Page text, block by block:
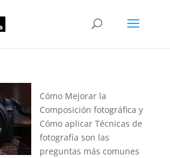
Cómo Mejorar la
Composición fotográfica y
Cómo aplicar Técnicas de
fotografía son las
preguntas más comunes